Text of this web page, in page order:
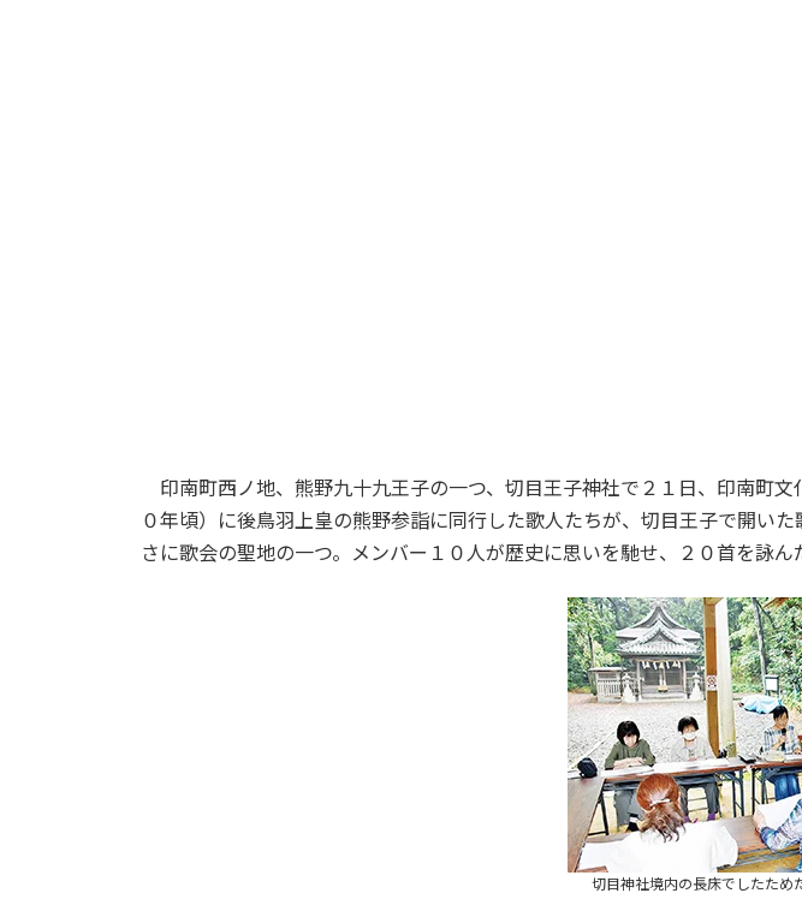
印南町西ノ地、熊野九十九王子の一つ、切目王子神社で２１日、印南町
０年頃）に後鳥羽上皇の熊野参詣に同行した歌人たちが、切目王子で開い
さに歌会の聖地の一つ。メンバー１０人が歴史に思いを馳せ、２０首を詠ん
切目神社境内の長床でしたため